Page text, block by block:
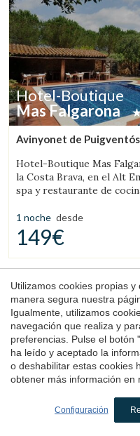
Hotel-Boutique
Mas Falgarona
Avinyonet de
Hotel-Boutique Mas
la Costa Brava, en el Alt
spa y restaurante de
1 noche desde
149€
Urbisol
Utilizamos cookies propias
manera segura nuestra
Igualmente, utilizamos
navegación que realiza y
preferencias. Pulse el botón
ha leído y aceptado la
o deshabilitar estas cookies
obtener más información en
Configuración